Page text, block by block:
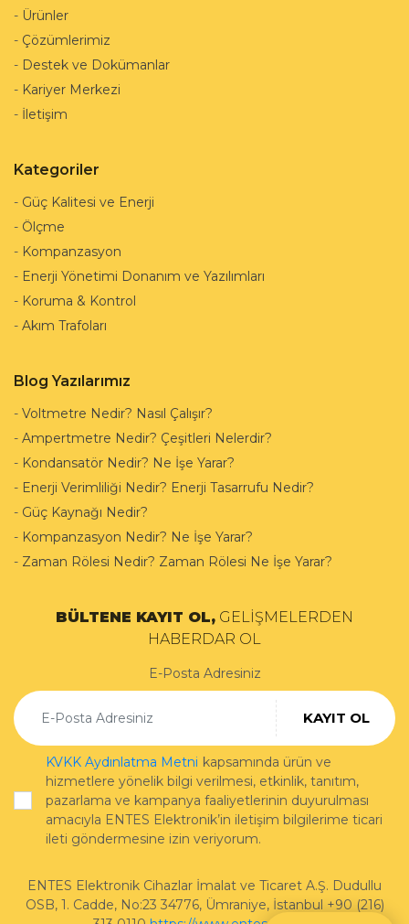
- Ürünler
- Çözümlerimiz
- Destek ve Dokümanlar
- Kariyer Merkezi
- İletişim
Kategoriler
- Güç Kalitesi ve Enerji
- Ölçme
- Kompanzasyon
- Enerji Yönetimi Donanım ve Yazılımları
- Koruma & Kontrol
- Akım Trafoları
Blog Yazılarımız
- Voltmetre Nedir? Nasıl Çalışır?
- Ampertmetre Nedir? Çeşitleri Nelerdir?
- Kondansatör Nedir? Ne İşe Yarar?
- Enerji Verimliliği Nedir? Enerji Tasarrufu Nedir?
- Güç Kaynağı Nedir?
- Kompanzasyon Nedir? Ne İşe Yarar?
- Zaman Rölesi Nedir? Zaman Rölesi Ne İşe Yarar?
BÜLTENE KAYIT OL, GELİŞMELERDEN
HABERDAR OL
E-Posta Adresiniz
KAYIT OL
KVKK Aydınlatma Metni kapsamında ürün ve
hizmetlere yönelik bilgi verilmesi, etkinlik, tanıtım,
pazarlama ve kampanya faaliyetlerinin duyurulması
amacıyla ENTES Elektronik’in iletişim bilgilerime ticari
ileti göndermesine izin veriyorum.
ENTES Elektronik Cihazlar İmalat ve Ticaret A.Ş. Dudullu
OSB, 1. Cadde, No:23 34776, Ümraniye, İstanbul +90 (216)